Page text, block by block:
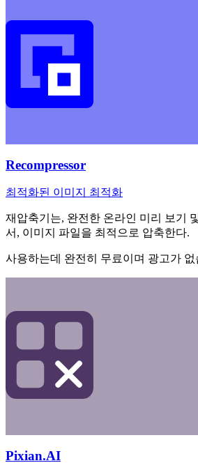
Recompressor
최적화된 이미지 최적화
재압축기는, 완전한 온라인 미리 보기
서, 이미지 파일을 최적으로 압축한다.
사용하는데 완전히 무료이며 광고가 없
Pixian.AI